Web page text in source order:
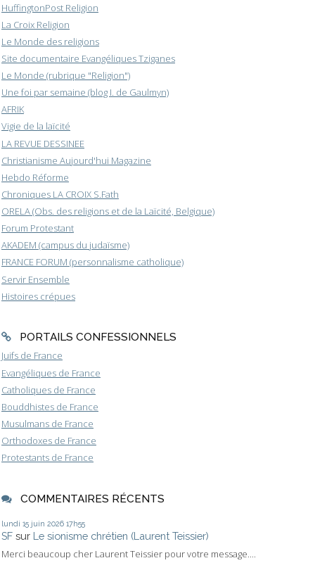
HuffingtonPost Religion
La Croix Religion
Le Monde des religions
Site documentaire Evangéliques Tziganes
Le Monde (rubrique "Religion")
Une foi par semaine (blog I. de Gaulmyn)
AFRIK
Vigie de la laïcité
LA REVUE DESSINEE
Christianisme Aujourd'hui Magazine
Hebdo Réforme
Chroniques LA CROIX S.Fath
ORELA (Obs. des religions et de la Laïcité, Belgique)
Forum Protestant
AKADEM (campus du judaïsme)
FRANCE FORUM (personnalisme catholique)
Servir Ensemble
Histoires crépues
PORTAILS CONFESSIONNELS
Juifs de France
Evangéliques de France
Catholiques de France
Bouddhistes de France
Musulmans de France
Orthodoxes de France
Protestants de France
COMMENTAIRES RÉCENTS
lundi 15 juin 2026 17h55
SF sur Le sionisme chrétien (Laurent Teissier)
Merci beaucoup cher Laurent Teissier pour votre message....